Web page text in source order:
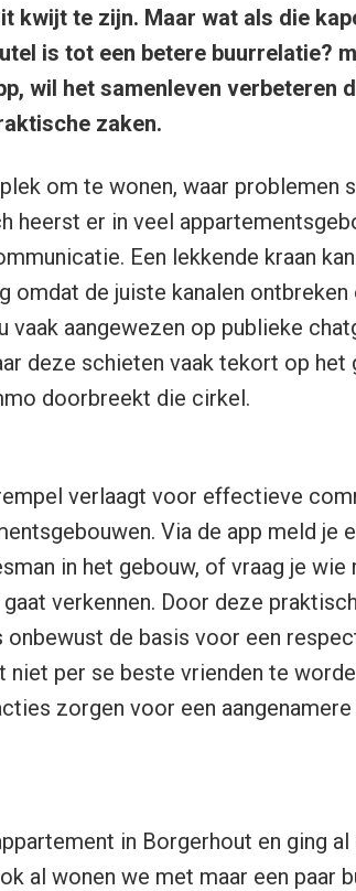
kwijt te zijn. Maar wat als die
is tot een betere buurrelatie?
wil het samenleven verbeteren
zaken.
om te wonen, waar problemen
heerst er in veel
Een lekkende kraan
omdat de juiste kanalen
vaak aangewezen op publieke
deze schieten vaak tekort op het
doorbreekt die cirkel.
verlaagt voor effectieve
Via de app meld je
in het gebouw, of vraag je wie
verkennen. Door deze
de basis voor een
per se beste vrienden te
zorgen voor een
in Borgerhout en ging al
al wonen we met maar een paar